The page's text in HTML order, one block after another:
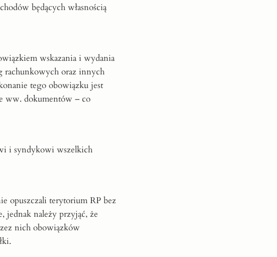
będących własnością
wskazania i wydania
rachunkowych oraz innych
tego obowiązku jest
ww. dokumentów – co
i syndykowi wszelkich
opuszczali terytorium RP bez
jednak należy przyjąć, że
nich obowiązków